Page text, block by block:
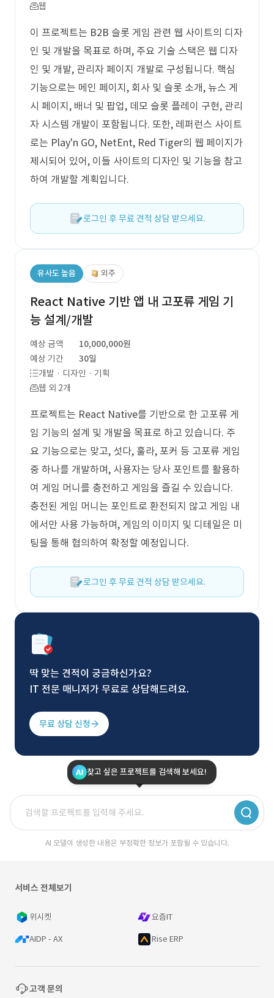
웹
이 프로젝트는 B2B 슬롯 게임 관련 웹 사이트의 디자
인 및 개발을 목표로 하며, 주요 기술 스택은 웹 디자
인 및 개발, 관리자 페이지 개발로 구성됩니다. 핵심
기능으로는 메인 페이지, 회사 및 슬롯 소개, 뉴스 게
시 페이지, 배너 및 팝업, 데모 슬롯 플레이 구현, 관리
자 시스템 개발이 포함됩니다. 또한, 레퍼런스 사이트
로는 Play'n GO, NetEnt, Red Tiger의 웹 페이지가
제시되어 있어, 이들 사이트의 디자인 및 기능을 참고
하여 개발할 계획입니다.
로그인 후 무료 견적 상담 받으세요.
유사도 높음 외주
React Native 기반 앱 내 고포류 게임 기
능 설계/개발
예상 금액
10,000,000원
예상 기간
30일
개발 · 디자인 · 기획
웹 외 2개
프로젝트는 React Native를 기반으로 한 고포류 게
임 기능의 설계 및 개발을 목표로 하고 있습니다. 주
요 기능으로는 맞고, 섯다, 훌라, 포커 등 고포류 게임
중 하나를 개발하며, 사용자는 당사 포인트를 활용하
여 게임 머니를 충전하고 게임을 즐길 수 있습니다.
충전된 게임 머니는 포인트로 환전되지 않고 게임 내
에서만 사용 가능하며, 게임의 이미지 및 디테일은 미
팅을 통해 협의하여 확정할 예정입니다.
로그인 후 무료 견적 상담 받으세요.
딱 맞는 견적이 궁금하신가요?
IT 전문 매니저가 무료로 상담해드려요.
무료 상담 신청
찾고 싶은 프로젝트를 검색해 보세요!
AI 모델이 생성한 내용은 부정확한 정보가 포함될 수 있습니다.
서비스 전체보기
위시켓 요즘IT
AIDP - AX Rise ERP
고객 문의